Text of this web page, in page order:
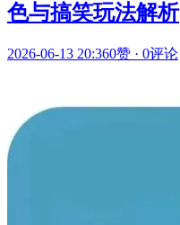
色与搞笑玩法解析
2026-06-13 20:360赞 · 0评论